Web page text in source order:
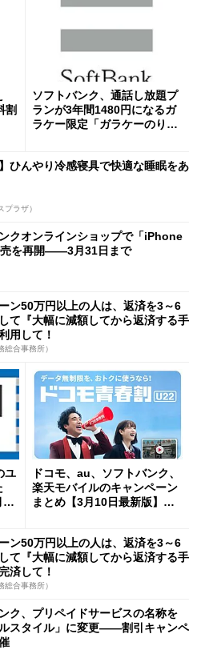
割
ソフトバンク、通話し放題プ
ランが3年間1480円になるガ
ラケー限定「ガラケーのりか
】ひんやり冷感寝具で快適な睡眠をあ
プラザ）
クオンラインショップで「iPhone
を再開――3月31日まで
ン50万円以上の人は、返済を3～6
て『大幅に減額してから返済する手
用して！
総合事務所）
ユ
額
ドコモ、au、ソフトバンク、
楽天モバイルのキャンペーン
まとめ【3月10日最新版】
ン50万円以上の人は、返済を3～6
て『大幅に減額してから返済する手
済して！
総合事務所）
ク、プリペイドサービスの名称を
ルスタイル」に変更――割引キャンペ